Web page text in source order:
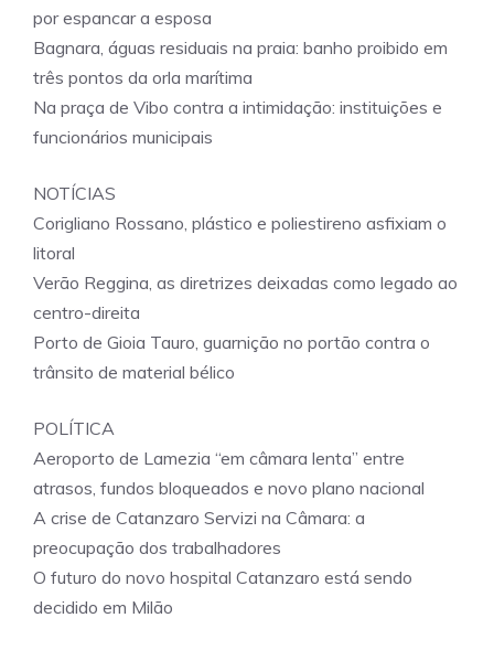
por espancar a esposa
Bagnara, águas residuais na praia: banho proibido em
três pontos da orla marítima
Na praça de Vibo contra a intimidação: instituições e
funcionários municipais
NOTÍCIAS
Corigliano Rossano, plástico e poliestireno asfixiam o
litoral
Verão Reggina, as diretrizes deixadas como legado ao
centro-direita
Porto de Gioia Tauro, guarnição no portão contra o
trânsito de material bélico
POLÍTICA
Aeroporto de Lamezia “em câmara lenta” entre
atrasos, fundos bloqueados e novo plano nacional
A crise de Catanzaro Servizi na Câmara: a
preocupação dos trabalhadores
O futuro do novo hospital Catanzaro está sendo
decidido em Milão